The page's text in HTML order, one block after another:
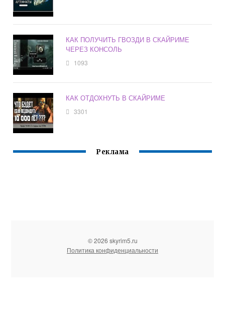
КАК ПОЛУЧИТЬ ГВОЗДИ В СКАЙРИМЕ
ЧЕРЕЗ КОНСОЛЬ
1093
КАК ОТДОХНУТЬ В СКАЙРИМЕ
3301
Реклама
© 2026 skyrim5.ru
Политика конфиденциальности